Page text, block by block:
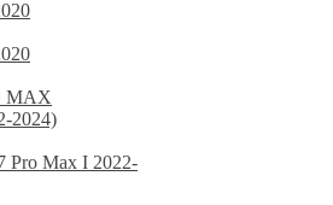
MAX
2024)
Pro Max I 2022-